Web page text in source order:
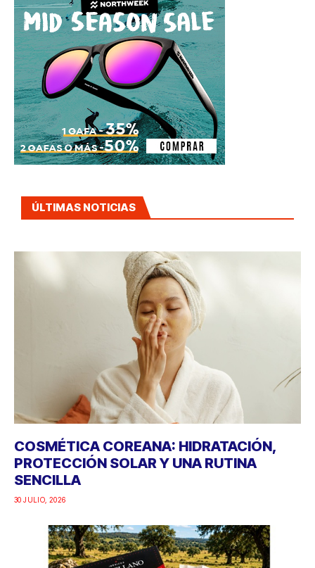
ÚLTIMAS NOTICIAS
COSMÉTICA COREANA: HIDRATACIÓN,
PROTECCIÓN SOLAR Y UNA RUTINA
SENCILLA
30 JULIO, 2026